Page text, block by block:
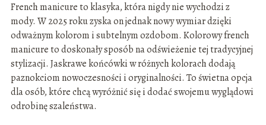
French manicure to klasyka, która nigdy nie wychodzi z
mody. W 2025 roku zyska on jednak nowy wymiar dzięki
odważnym kolorom i subtelnym ozdobom. Kolorowy french
manicure to doskonały sposób na odświeżenie tej tradycyjnej
stylizacji. Jaskrawe końcówki w różnych kolorach dodają
paznokciom nowoczesności i oryginalności. To świetna opcja
dla osób, które chcą wyróżnić się i dodać swojemu wyglądowi
odrobinę szaleństwa.